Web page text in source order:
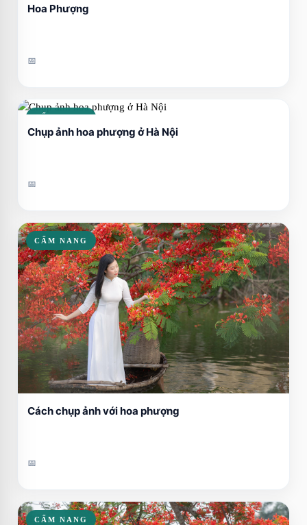
Hoa Phượng
📅
Chụp ảnh hoa phượng ở Hà Nội
📅
CẨM NANG
Cách chụp ảnh với hoa phượng
📅
CẨM NANG